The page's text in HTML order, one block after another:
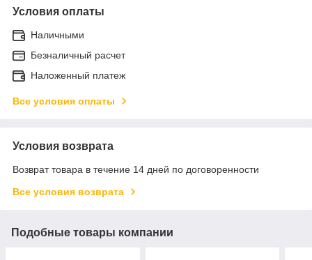
Условия оплаты
Наличными
Безналичный расчет
Наложенный платеж
Все условия оплаты
Условия возврата
Возврат товара в течение 14 дней по договоренности
Все условия возврата
Подобные товары компании